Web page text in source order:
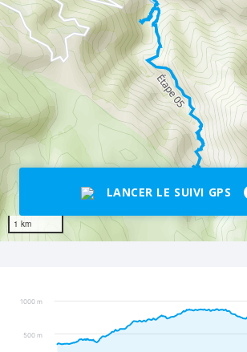
1 km
LANCER LE SUIVI GPS
500 m
1000 m